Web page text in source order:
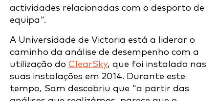
actividades relacionadas com o desporto de
equipa".
A Universidade de Victoria está a liderar o
caminho da análise de desempenho com a
utilização do ClearSky, que foi instalado nas
suas instalações em 2014. Durante este
tempo, Sam descobriu que "a partir das